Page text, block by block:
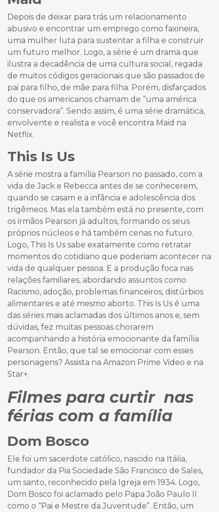
Depois de deixar para trás um relacionamento
abusivo e encontrar um emprego como faxineira,
uma mulher luta para sustentar a filha e construir
um futuro melhor. Logo, a série é um drama que
ilustra a decadência de uma cultura social, regada
de muitos códigos geracionais que são passados de
pai para filho, de mãe para filha. Porém, disfarçados
do que os americanos chamam de “uma américa
conservadora”. Sendo assim, é uma série dramática,
envolvente e realista e você encontra Maid na
Netflix.
This Is Us
A série mostra a família Pearson no passado, com a
vida de Jack e Rebecca antes de se conhecerem,
quando se casam e a infância e adolescência dos
trigêmeos. Mas ela também está no presente, com
os irmãos Pearson já adultos, formando os seus
próprios núcleos e há também cenas no futuro.
Logo, This Is Us sabe exatamente como retratar
momentos do cotidiano que poderiam acontecer na
vida de qualquer pessoa. E a produção foca nas
relações familiares, abordando assuntos como
Racismo, adoção, problemas financeiros, distúrbios
alimentares e até mesmo aborto. This Is Us é uma
das séries mais aclamadas dos últimos anos e, sem
dúvidas, fez muitas pessoas chorarem
acompanhando a história emocionante da família
Pearson. Então, que tal se emocionar com esses
personagens? Assista na Amazon Prime Video e na
Star+.
Filmes para curtir nas
férias com a família
Dom Bosco
Ele foi um sacerdote católico, nascido na Itália,
fundador da Pia Sociedade São Francisco de Sales,
um santo, reconhecido pela Igreja em 1934. Logo,
Dom Bosco foi aclamado pelo Papa João Paulo II
como o “Pai e Mestre da Juventude”. Então, um